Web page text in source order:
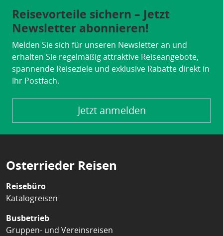
Reisevorteile sichern – Jetzt
Newsletter abonnieren!
Melden Sie sich für unseren Newsletter an und
erhalten Sie regelmäßig attraktive Reiseangebote,
spannende Reiseziele und exklusive Rabatte direkt in
Ihr Postfach.
Jetzt anmelden
Osterrieder Reisen
Reisebüro
Katalogreisen
Busbetrieb
Gruppen- und Vereinsreisen